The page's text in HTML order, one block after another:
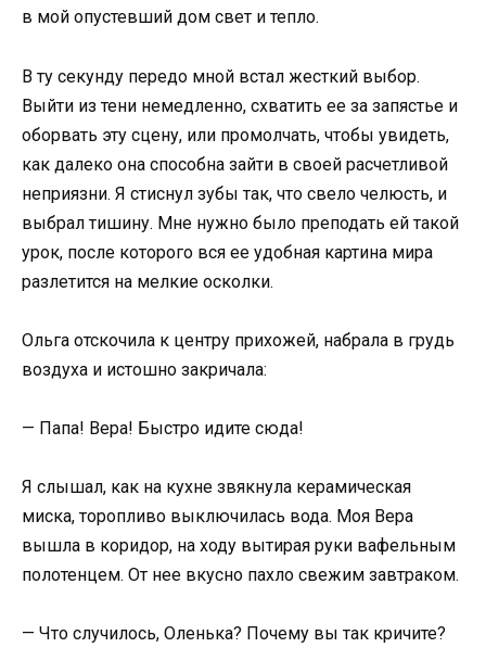
в мой опустевший дом свет и тепло.
В ту секунду передо мной встал жесткий выбор.
Выйти из тени немедленно, схватить ее за запястье и
оборвать эту сцену, или промолчать, чтобы увидеть,
как далеко она способна зайти в своей расчетливой
неприязни. Я стиснул зубы так, что свело челюсть, и
выбрал тишину. Мне нужно было преподать ей такой
урок, после которого вся ее удобная картина мира
разлетится на мелкие осколки.
Ольга отскочила к центру прихожей, набрала в грудь
воздуха и истошно закричала:
— Папа! Вера! Быстро идите сюда!
Я слышал, как на кухне звякнула керамическая
миска, торопливо выключилась вода. Моя Вера
вышла в коридор, на ходу вытирая руки вафельным
полотенцем. От нее вкусно пахло свежим завтраком.
— Что случилось, Оленька? Почему вы так кричите?